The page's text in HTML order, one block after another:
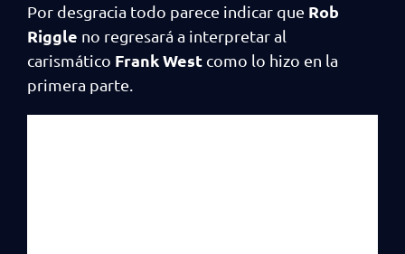
Por desgracia todo parece indicar que Rob
Riggle no regresará a interpretar al
carismático Frank West como lo hizo en la
primera parte.